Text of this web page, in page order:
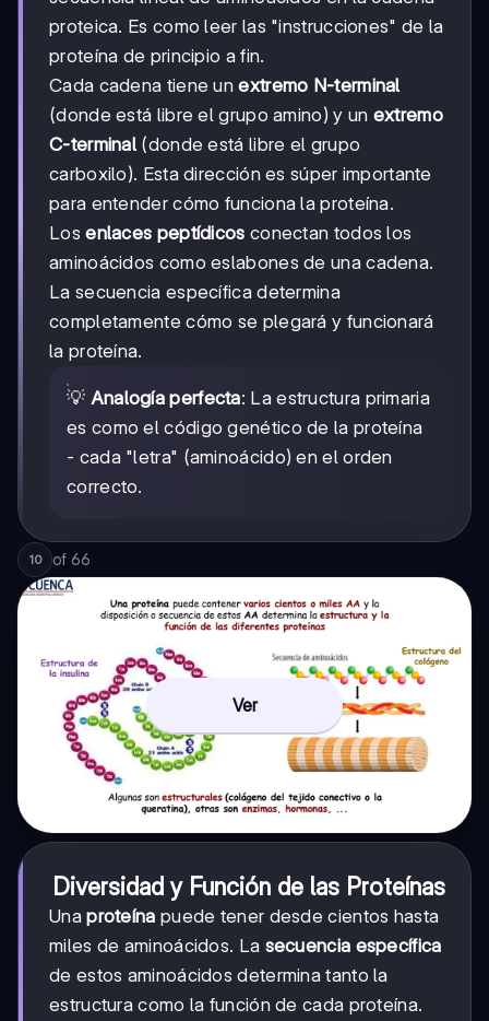
proteica. Es como leer las "instrucciones" de la
proteína de principio a fin.
Cada cadena tiene unextremo N-terminal
(donde está libre el grupo amino) y un extremo
C-terminal (donde está libre el grupo
carboxilo). Esta dirección es súper importante
para entender cómo funciona la proteína.
Losenlaces peptídicos conectan todos los
aminoácidos como eslabones de una cadena.
La secuencia específica determina
completamente cómo se plegará y funcionará
la proteína.
💡 Analogía perfecta: La estructura primaria
es como el código genético de la proteína
- cada "letra" (aminoácido) en el orden
correcto.
10 of 66
Ver
Diversidad y Función de las Proteínas
Unaproteína puede tener desde cientos hasta
miles de aminoácidos. La secuencia específica
de estos aminoácidos determina tanto la
estructura como la función de cada proteína.